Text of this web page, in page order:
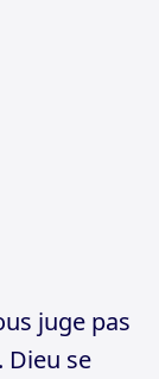
juge pas
Dieu se